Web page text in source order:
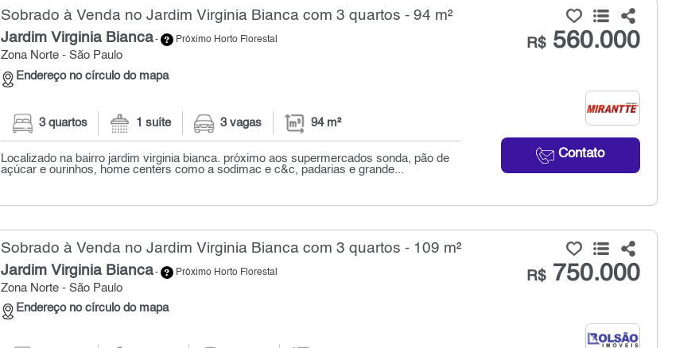
Sobrado à Venda no Jardim Virginia Bianca com 3 quartos - 94 m²
Jardim Virginia Bianca- Próximo Horto Florestal
Zona Norte - São Paulo
Endereço no círculo do mapa
R$560.000
Contato
3 quartos 1 suíte 3 vagas 94 m²
Localizado na bairro jardim virginia bianca. próximo aos supermercados sonda, pão de
açúcar e ourinhos, home centers como a sodimac e c&c, padarias e grande...
Sobrado à Venda no Jardim Virginia Bianca com 3 quartos - 109 m²
Jardim Virginia Bianca- Próximo Horto Florestal
Zona Norte - São Paulo
Endereço no círculo do mapa
R$750.000